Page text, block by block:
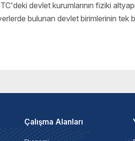
devlet kurumlarının fiziki
bulunan devlet birimlerinin
Çalışma Alanları